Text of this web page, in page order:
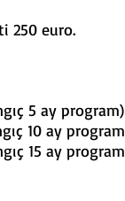
250 euro.